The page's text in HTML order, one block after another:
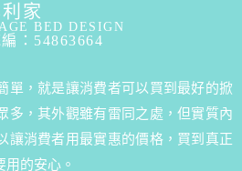
家
BED DESIGN
：54863664
單，就是讓消費者可以買到最好的掀
多，其外觀雖有雷同之處，但實質內
讓消費者用最實惠的價格，買到真正
的安心。